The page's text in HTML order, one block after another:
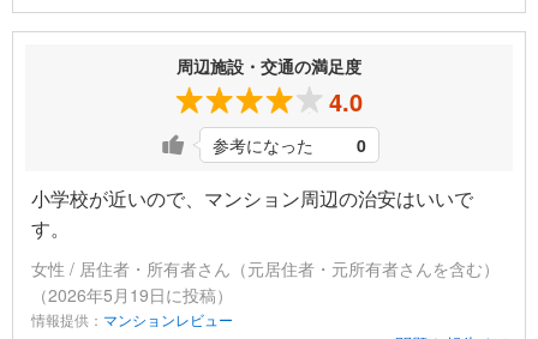
周辺施設・交通の満足度
4.0
参考になった 0
小学校が近いので、マンション周辺の治安はいいで
す。
女性 / 居住者・所有者さん（元居住者・元所有者さんを含む）
（2026年5月19日に投稿）
情報提供： マンションレビュー